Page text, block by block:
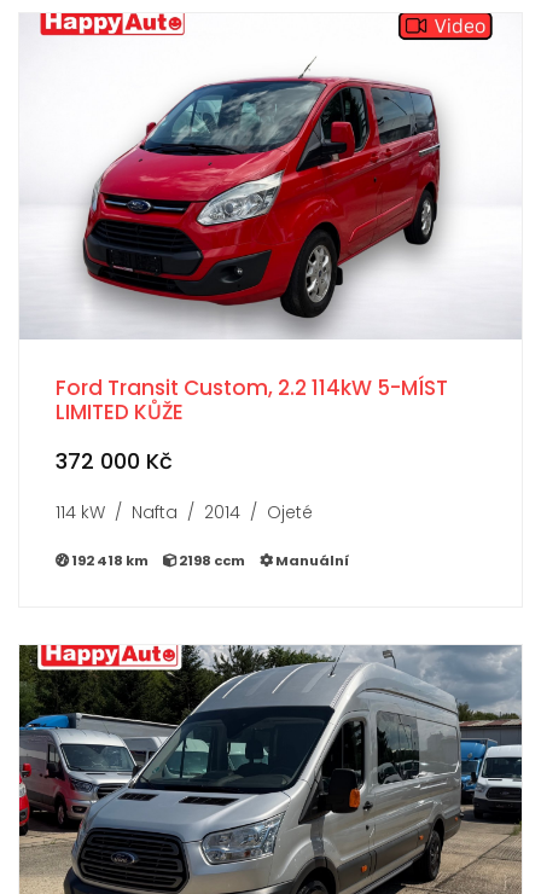
Ford Transit Custom, 2.2 114kW 5-MÍST
LIMITED KŮŽE
372 000 Kč
114 kW / Nafta / 2014 / Ojeté
192 418 km 2198 ccm Manuální